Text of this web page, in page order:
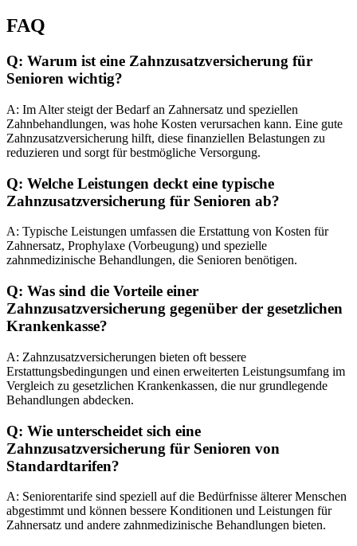
FAQ
Q: Warum ist eine Zahnzusatzversicherung für
Senioren wichtig?
A: Im Alter steigt der Bedarf an Zahnersatz und speziellen
Zahnbehandlungen, was hohe Kosten verursachen kann. Eine gute
Zahnzusatzversicherung hilft, diese finanziellen Belastungen zu
reduzieren und sorgt für bestmögliche Versorgung.
Q: Welche Leistungen deckt eine typische
Zahnzusatzversicherung für Senioren ab?
A: Typische Leistungen umfassen die Erstattung von Kosten für
Zahnersatz, Prophylaxe (Vorbeugung) und spezielle
zahnmedizinische Behandlungen, die Senioren benötigen.
Q: Was sind die Vorteile einer
Zahnzusatzversicherung gegenüber der gesetzlichen
Krankenkasse?
A: Zahnzusatzversicherungen bieten oft bessere
Erstattungsbedingungen und einen erweiterten Leistungsumfang im
Vergleich zu gesetzlichen Krankenkassen, die nur grundlegende
Behandlungen abdecken.
Q: Wie unterscheidet sich eine
Zahnzusatzversicherung für Senioren von
Standardtarifen?
A: Seniorentarife sind speziell auf die Bedürfnisse älterer Menschen
abgestimmt und können bessere Konditionen und Leistungen für
Zahnersatz und andere zahnmedizinische Behandlungen bieten.